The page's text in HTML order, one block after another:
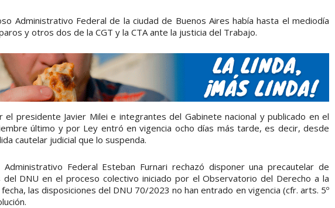
Administrativo Federal de la ciudad de Buenos Aires había hasta el mediodía
y otros dos de la CGT y la CTA ante la justicia del Trabajo.
presidente Javier Milei e integrantes del Gabinete nacional y publicado en el
último y por Ley entró en vigencia ocho días más tarde, es decir, desde
cautelar judicial que lo suspenda.
Federal Esteban Furnari rechazó disponer una precautelar de
DNU en el proceso colectivo iniciado por el Observatorio del Derecho a la
las disposiciones del DNU 70/2023 no han entrado en vigencia (cfr. arts. 5º